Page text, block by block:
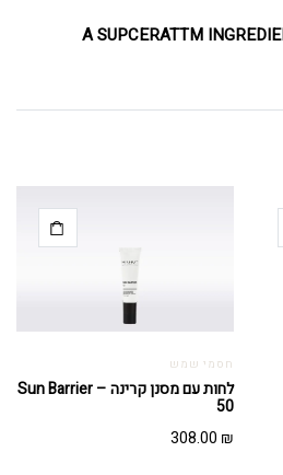
* A SUPCERATTM
חסמי שמש
לחות עם מסנן קרינה – Sun Barrier
50
308.00 ₪